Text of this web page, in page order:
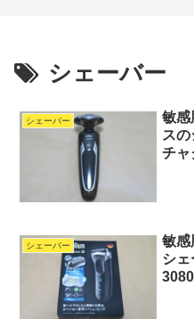
シェーバー
シェーバー
敏感
ス
チャ
シェーバー
敏感
シェ